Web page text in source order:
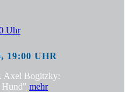
19:00 UHR
Axel Bogitzky:
Hund" mehr